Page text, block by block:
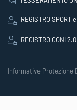
REGISTRO SPORT
REGISTRO CONI
Informative Protezione